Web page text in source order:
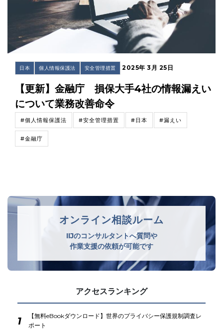
日本 個人情報保護法 安全管理措置 2025年 3月 25日
【更新】金融庁 損保大手4社の情報漏えい
について業務改善命令
#個人情報保護法 #安全管理措置 #日本 #漏えい
#金融庁
オンライン相談ルーム
IIJのコンサルタントへ質問や
作業支援の依頼が可能です
アクセスランキング
1
【無料eBookダウンロード】世界のプライバシー保護規制調査レ
ポート